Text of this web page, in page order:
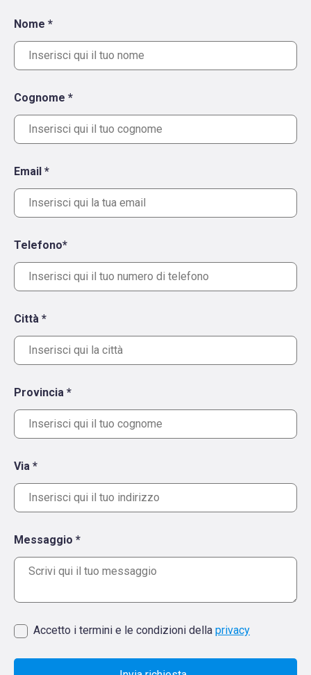
Nome *
Cognome *
Email *
Telefono*
Città *
Provincia *
Via *
Messaggio *
Accetto i termini e le condizioni della privacy